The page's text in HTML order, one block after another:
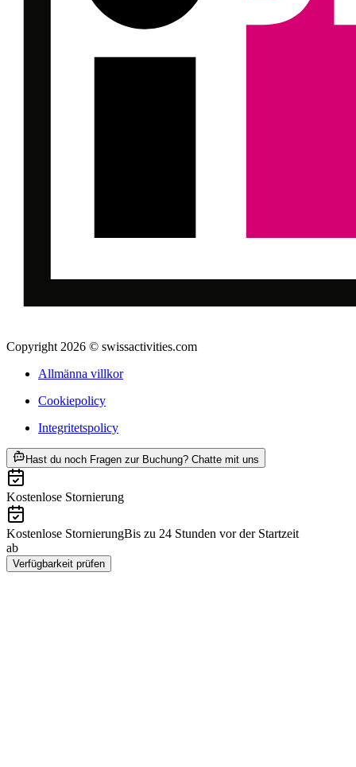
Copyright 2026 © swissactivities.com
Allmänna villkor
Cookiepolicy
Integritetspolicy
Hast du noch Fragen zur Buchung? Chatte mit uns
Kostenlose Stornierung
Kostenlose StornierungBis zu 24 Stunden vor der Startzeit
ab
Verfügbarkeit prüfen